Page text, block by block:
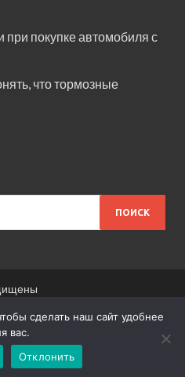
покупке автомобиля с
что тормозные
сайта ссылка
сайта
сделать наш сайт удобнее
вас.
Отклонить